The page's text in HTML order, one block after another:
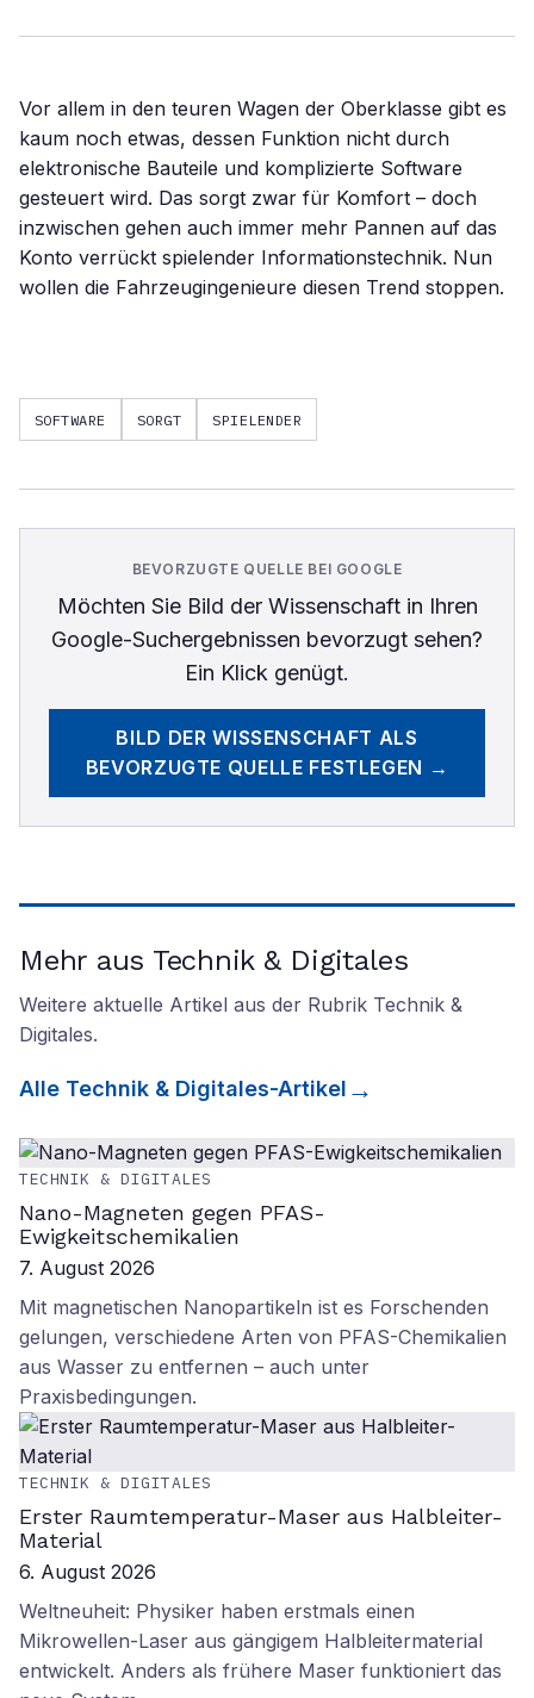
Vor allem in den teuren Wagen der Oberklasse gibt es
kaum noch etwas, dessen Funktion nicht durch
elektronische Bauteile und komplizierte Software
gesteuert wird. Das sorgt zwar für Komfort – doch
inzwischen gehen auch immer mehr Pannen auf das
Konto verrückt spielender Informationstechnik. Nun
wollen die Fahrzeugingenieure diesen Trend stoppen.
SOFTWARE SORGT SPIELENDER
BEVORZUGTE QUELLE BEI GOOGLE
Möchten Sie Bild der Wissenschaftin Ihren
Google-Suchergebnissen bevorzugt sehen?
Ein Klick genügt.
BILD DER WISSENSCHAFT ALS
BEVORZUGTE QUELLE FESTLEGEN →
Mehr aus Technik & Digitales
Weitere aktuelle Artikel aus der Rubrik Technik &
Digitales.
Alle Technik & Digitales-Artikel
TECHNIK & DIGITALES
Nano-Magneten gegen PFAS-
Ewigkeitschemikalien
7. August 2026
Mit magnetischen Nanopartikeln ist es Forschenden
gelungen, verschiedene Arten von PFAS-Chemikalien
aus Wasser zu entfernen – auch unter
Praxisbedingungen.
TECHNIK & DIGITALES
Erster Raumtemperatur-Maser aus Halbleiter-
Material
6. August 2026
Weltneuheit: Physiker haben erstmals einen
Mikrowellen-Laser aus gängigem Halbleitermaterial
entwickelt. Anders als frühere Maser funktioniert das